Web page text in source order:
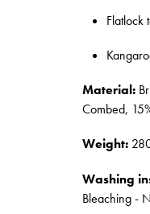
Flatlock
Material:
Combed,
Weight:
Washing
Bleaching -